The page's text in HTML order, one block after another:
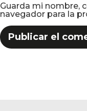
Guarda mi nombre,
navegador para la